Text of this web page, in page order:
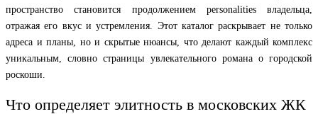
пространство становится продолжением personalities владельца,
отражая его вкус и устремления. Этот каталог раскрывает не только
адреса и планы, но и скрытые нюансы, что делают каждый комплекс
уникальным, словно страницы увлекательного романа о городской
роскоши.
Что определяет элитность в московских ЖК